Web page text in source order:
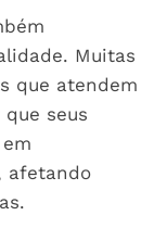
Muitas
que atendem
seus
afetando